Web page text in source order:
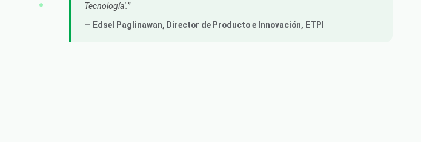
Tecnología'.
— Edsel Paglinawan, Director de Producto e Innovación, ETPI